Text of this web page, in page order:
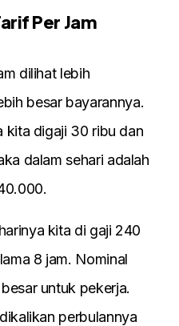
Per Jam
dilihat lebih
besar bayarannya.
kita digaji 30 ribu dan
dalam sehari adalah
kita di gaji 240
8 jam. Nominal
untuk pekerja.
perbulannya